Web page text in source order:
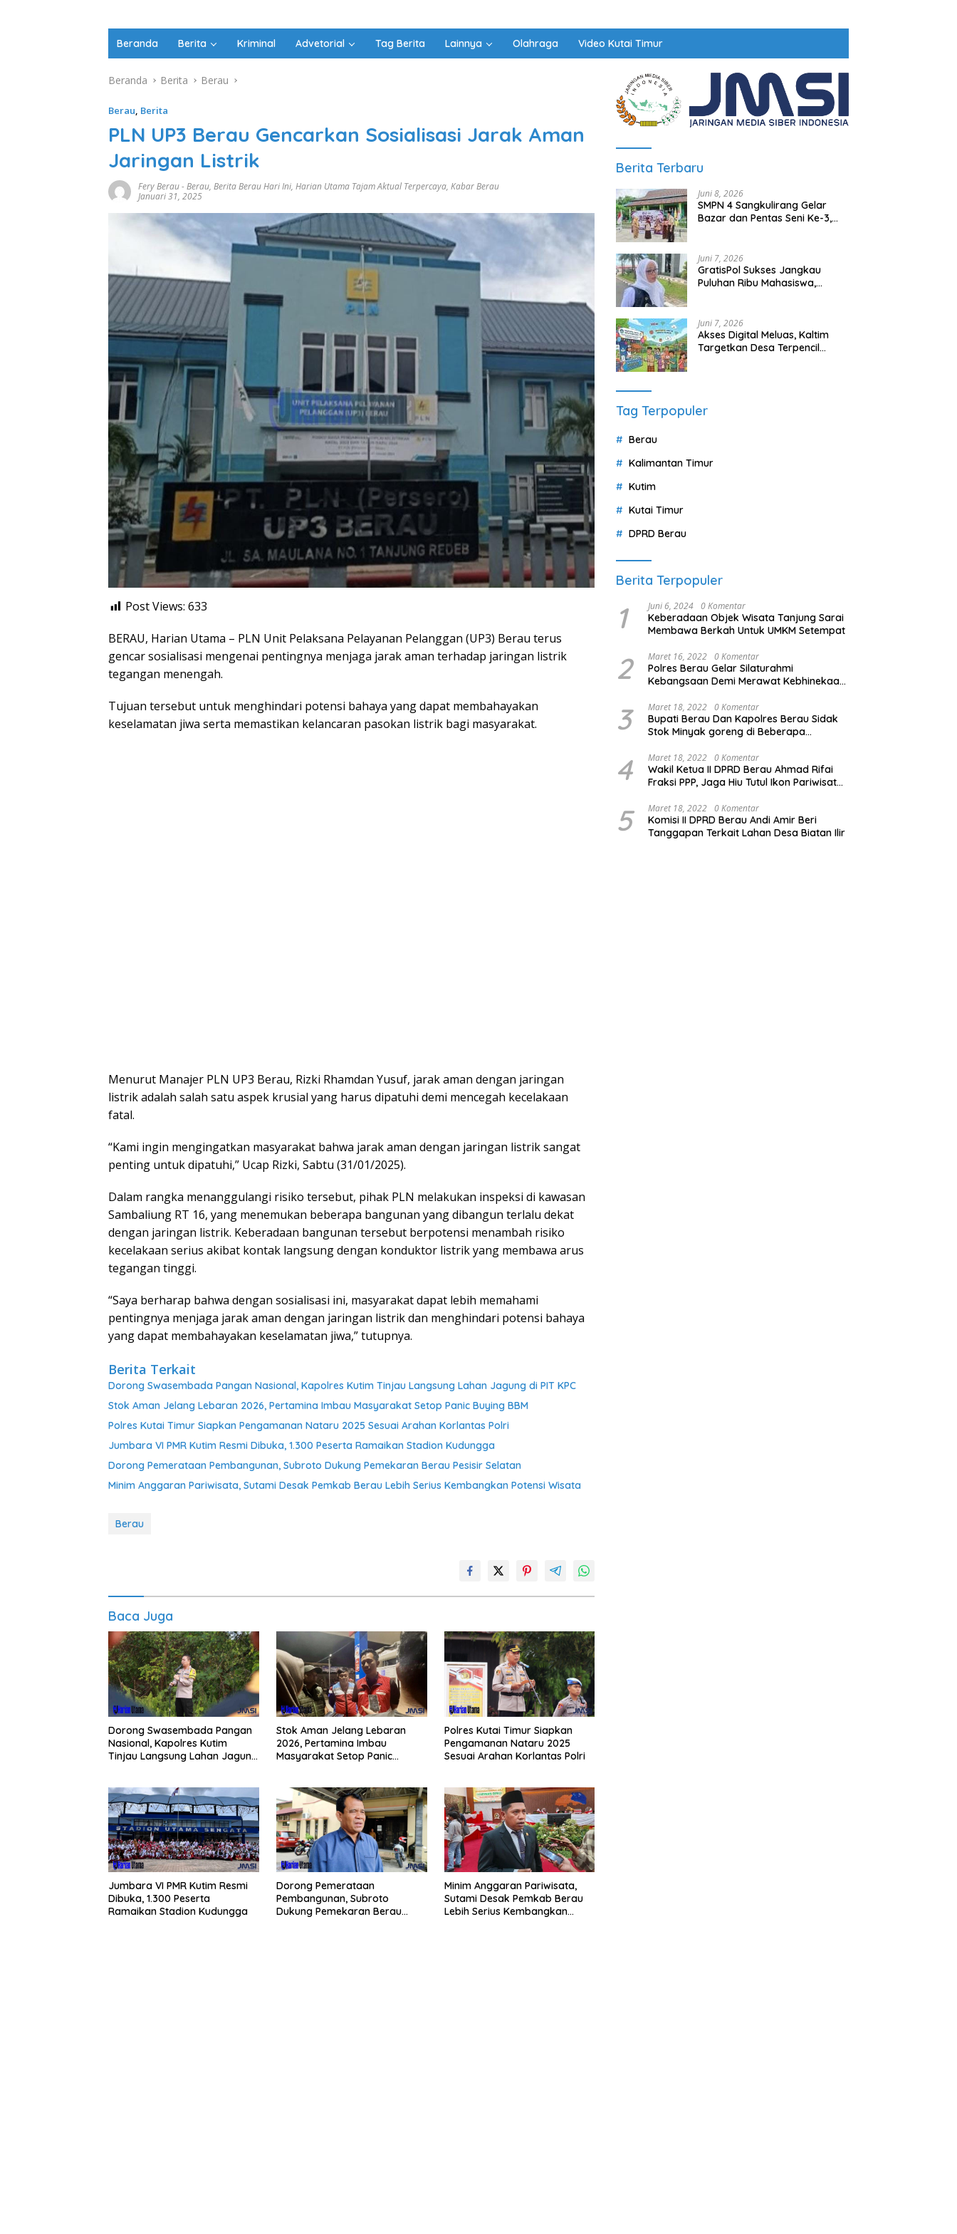
Beranda Berita Kriminal Advetorial Tag Berita Lainnya Olahraga Video Kutai Timur
Beranda Berita Berau
Berau, Berita
PLN UP3 Berau Gencarkan Sosialisasi Jarak Aman
Jaringan Listrik
Fery Berau-Berau, Berita Berau Hari Ini, Harian Utama Tajam Aktual Terpercaya, Kabar Berau
Januari 31, 2025
Post Views: 633
BERAU, Harian Utama – PLN Unit Pelaksana Pelayanan Pelanggan (UP3) Berau terus
gencar sosialisasi mengenai pentingnya menjaga jarak aman terhadap jaringan listrik
tegangan menengah.
Tujuan tersebut untuk menghindari potensi bahaya yang dapat membahayakan
keselamatan jiwa serta memastikan kelancaran pasokan listrik bagi masyarakat.
Menurut Manajer PLN UP3 Berau, Rizki Rhamdan Yusuf, jarak aman dengan jaringan
listrik adalah salah satu aspek krusial yang harus dipatuhi demi mencegah kecelakaan
fatal.
“Kami ingin mengingatkan masyarakat bahwa jarak aman dengan jaringan listrik sangat
penting untuk dipatuhi,” Ucap Rizki, Sabtu (31/01/2025).
Dalam rangka menanggulangi risiko tersebut, pihak PLN melakukan inspeksi di kawasan
Sambaliung RT 16, yang menemukan beberapa bangunan yang dibangun terlalu dekat
dengan jaringan listrik. Keberadaan bangunan tersebut berpotensi menambah risiko
kecelakaan serius akibat kontak langsung dengan konduktor listrik yang membawa arus
tegangan tinggi.
“Saya berharap bahwa dengan sosialisasi ini, masyarakat dapat lebih memahami
pentingnya menjaga jarak aman dengan jaringan listrik dan menghindari potensi bahaya
yang dapat membahayakan keselamatan jiwa,” tutupnya.
Berita Terkait
Dorong Swasembada Pangan Nasional, Kapolres Kutim Tinjau Langsung Lahan Jagung di PIT KPC
Stok Aman Jelang Lebaran 2026, Pertamina Imbau Masyarakat Setop Panic Buying BBM
Polres Kutai Timur Siapkan Pengamanan Nataru 2025 Sesuai Arahan Korlantas Polri
Jumbara VI PMR Kutim Resmi Dibuka, 1.300 Peserta Ramaikan Stadion Kudungga
Dorong Pemerataan Pembangunan, Subroto Dukung Pemekaran Berau Pesisir Selatan
Minim Anggaran Pariwisata, Sutami Desak Pemkab Berau Lebih Serius Kembangkan Potensi Wisata
Berau
Baca Juga
Dorong Swasembada Pangan
Nasional, Kapolres Kutim
Tinjau Langsung Lahan Jagung
Stok Aman Jelang Lebaran
2026, Pertamina Imbau
Masyarakat Setop Panic
Polres Kutai Timur Siapkan
Pengamanan Nataru 2025
Sesuai Arahan Korlantas Polri
Jumbara VI PMR Kutim Resmi
Dibuka, 1.300 Peserta
Ramaikan Stadion Kudungga
Dorong Pemerataan
Pembangunan, Subroto
Dukung Pemekaran Berau
Minim Anggaran Pariwisata,
Sutami Desak Pemkab Berau
Lebih Serius Kembangkan
Berita Terbaru
Juni 8, 2026
SMPN 4 Sangkulirang Gelar
Bazar dan Pentas Seni Ke-3,
Juni 7, 2026
GratisPol Sukses Jangkau
Puluhan Ribu Mahasiswa,
Juni 7, 2026
Akses Digital Meluas, Kaltim
Targetkan Desa Terpencil
Tag Terpopuler
Berau
Kalimantan Timur
Kutim
Kutai Timur
DPRD Berau
Berita Terpopuler
1 Juni 6, 2024 0 Komentar
Keberadaan Objek Wisata Tanjung Sarai
Membawa Berkah Untuk UMKM Setempat
2 Maret 16, 2022 0 Komentar
Polres Berau Gelar Silaturahmi
Kebangsaan Demi Merawat Kebhinekaan
3 Maret 18, 2022 0 Komentar
Bupati Berau Dan Kapolres Berau Sidak
Stok Minyak goreng di Beberapa
4 Maret 18, 2022 0 Komentar
Wakil Ketua II DPRD Berau Ahmad Rifai
Fraksi PPP, Jaga Hiu Tutul Ikon Pariwisata
5 Maret 18, 2022 0 Komentar
Komisi II DPRD Berau Andi Amir Beri
Tanggapan Terkait Lahan Desa Biatan Ilir